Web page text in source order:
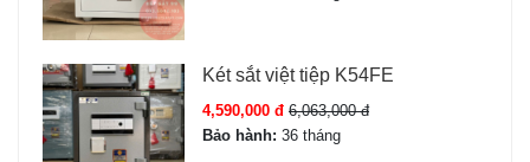
Két sắt việt tiệp K54FE
4,590,000 đ 6,063,000 đ
Bảo hành: 36 tháng